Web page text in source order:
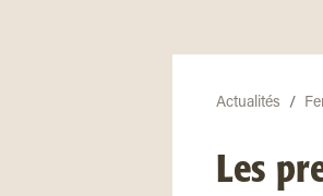
Actualités
Les